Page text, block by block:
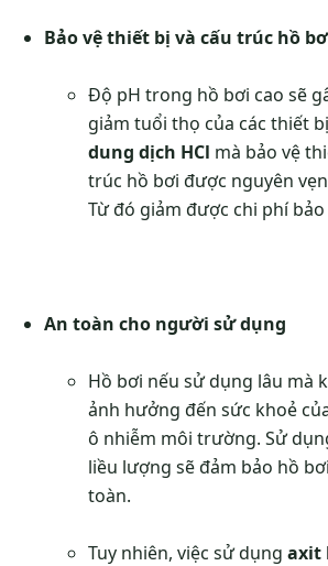
Bảo vệ thiết bị và cấu trúc hồ
Độ pH trong hồ bơi cao sẽ
giảm tuổi thọ của các thiết
dung dịch HCl mà bảo vệ
trúc hồ bơi được nguyên
Từ đó giảm được chi phí
An toàn cho người sử dụng
Hồ bơi nếu sử dụng lâu mà
ảnh hưởng đến sức khoẻ
ô nhiễm môi trường. Sử
liều lượng sẽ đảm bảo hồ
toàn.
Tuy nhiên, việc sử dụng axit